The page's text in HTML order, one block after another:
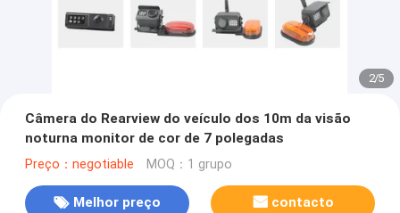
2/5
Câmera do Rearview do veículo dos 10m da visão
noturna monitor de cor de 7 polegadas
Preço：negotiable MOQ：1 grupo
Melhor preço contacto